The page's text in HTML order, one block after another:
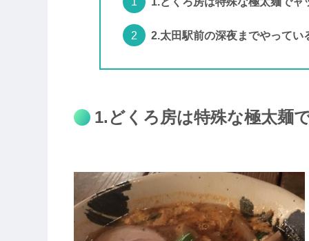
2.太田駅前の深夜までやってい
1.どくろ房は特殊な極太麺